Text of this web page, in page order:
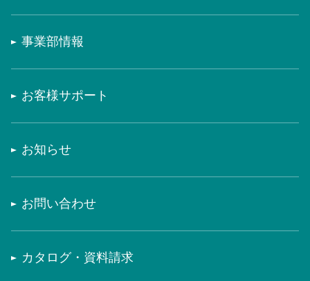
事業部情報
お客様サポート
お知らせ
お問い合わせ
カタログ・資料請求